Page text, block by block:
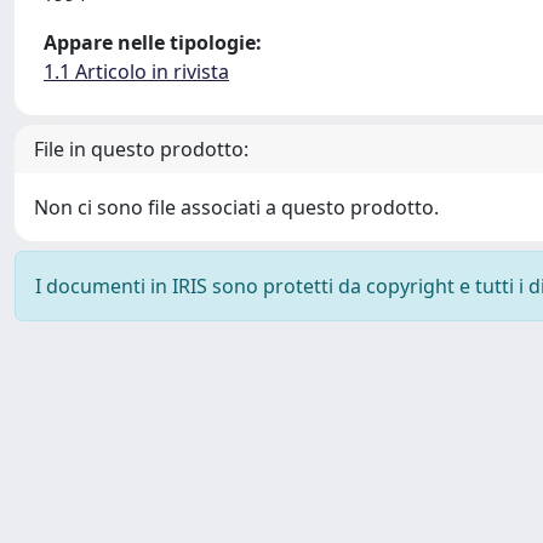
Appare nelle tipologie:
1.1 Articolo in rivista
File in questo prodotto:
Non ci sono file associati a questo prodotto.
I documenti in IRIS sono protetti da copyright e tutti i